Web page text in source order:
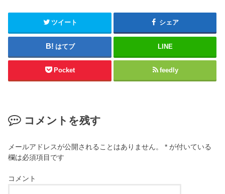
ツイート シェア
はてブ LINE
Pocket feedly
コメントを残す
メールアドレスが公開されることはありません。 * が付いている
欄は必須項目です
コメント